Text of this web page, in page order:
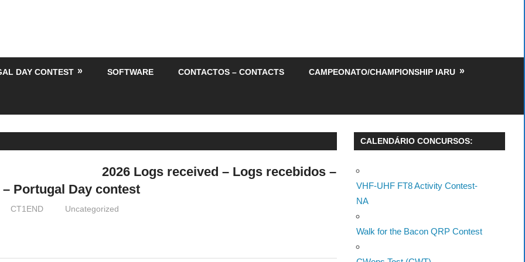
DAY CONTEST SOFTWARE CONTACTOS – CONTACTS CAMPEONATO/CHAMPIONSHIP IARU
2026 Logs received – Logs recebidos –
Portugal Day contest
CT1END Uncategorized
CALENDÁRIO CONCURSOS:
VHF-UHF FT8 Activity Contest-
NA
Walk for the Bacon QRP Contest